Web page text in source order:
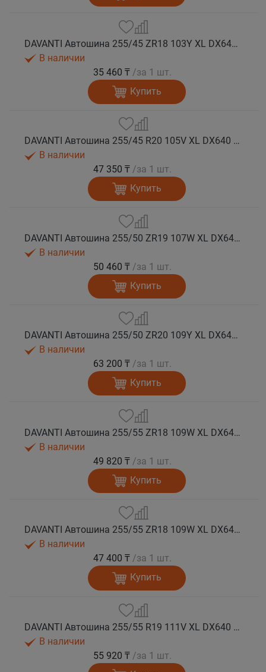
DAVANTI Автошина 255/45 ZR18 103Y XL DX640 RPR лето
В наличии
35 460 ₸ /за 1 шт.
Купить
DAVANTI Автошина 255/45 R20 105V XL DX640 RPR лето (Таиланд)
В наличии
47 350 ₸ /за 1 шт.
Купить
DAVANTI Автошина 255/50 ZR19 107W XL DX640 RPR лето (Таиланд)
В наличии
50 460 ₸ /за 1 шт.
Купить
DAVANTI Автошина 255/50 ZR20 109Y XL DX640 RPR лето (Таиланд)
В наличии
63 200 ₸ /за 1 шт.
Купить
DAVANTI Автошина 255/55 ZR18 109W XL DX640 RPR лето (Таиланд)
В наличии
49 820 ₸ /за 1 шт.
Купить
DAVANTI Автошина 255/55 ZR18 109W XL DX640 RPR лето
В наличии
47 400 ₸ /за 1 шт.
Купить
DAVANTI Автошина 255/55 R19 111V XL DX640 RPR лето
В наличии
55 920 ₸ /за 1 шт.